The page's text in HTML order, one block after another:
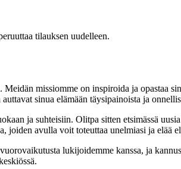
tilauksen uudelleen.
missiomme on inspiroida ja opastaa
sinua elämään täysipainoista ja
ja suhteisiin. Olitpa sitten etsimässä
avulla voit toteuttaa unelmiasi ja elää
lukijoidemme kanssa, ja